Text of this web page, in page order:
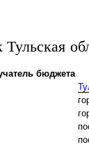
бюджета